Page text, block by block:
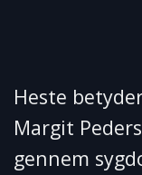
Heste
Margit
gennem